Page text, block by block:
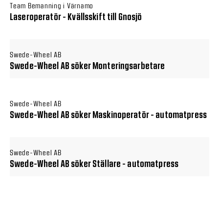
Team Bemanning i Värnamo
Laseroperatör - Kvällsskift till Gnosjö
Swede-Wheel AB
Swede-Wheel AB söker Monteringsarbetare
Swede-Wheel AB
Swede-Wheel AB söker Maskinoperatör - automatpress
Swede-Wheel AB
Swede-Wheel AB söker Ställare - automatpress